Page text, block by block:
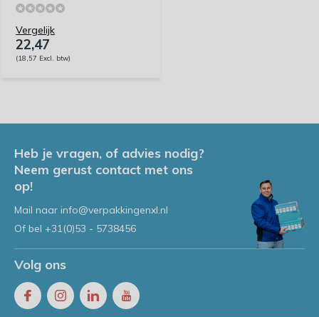
Vergelijk
22,47
(18,57 Excl. btw)
Heb je vragen, of advies nodig?
Neem gerust contact met ons
op!
Mail naar info@verpakkingenxl.nl
Of bel +31(0)53 - 5738456
Volg ons